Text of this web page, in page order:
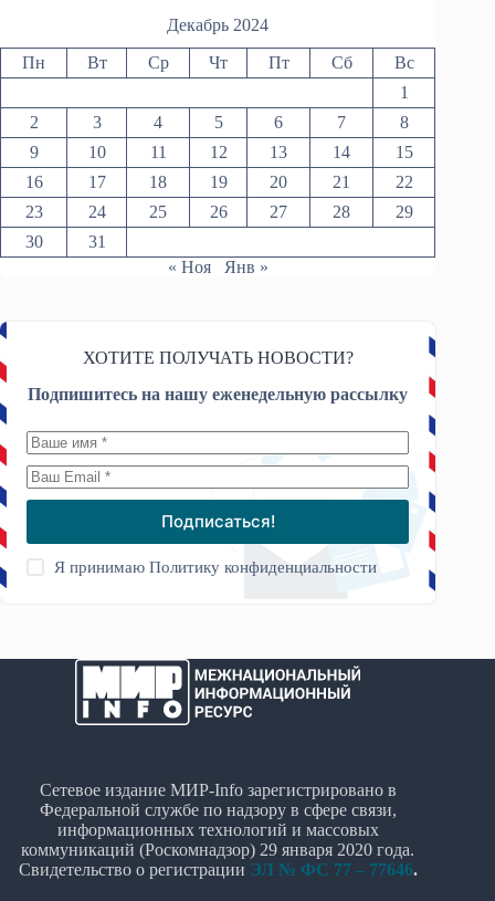
Декабрь 2024
Пн Вт Ср Чт Пт Сб
Вс
1
2
3 4 5 6 7
8
9
10 11 12 13 14
15
16
17 18 19 20 21
22
23
24 25 26 27 28
29
30
31
« Ноя
Янв »
ХОТИТЕ ПОЛУЧАТЬ НОВОСТИ?
Подпишитесь на нашу еженедельную рассылку
Подписаться!
Я принимаюПолитику конфиденциальности
Сетевое издание МИР-Info зарегистрировано в
Федеральной службе по надзору в сфере связи,
информационных технологий и массовых
коммуникаций (Роскомнадзор) 29 января 2020 года.
Свидетельство о регистрации ЭЛ № ФС 77 – 77646.